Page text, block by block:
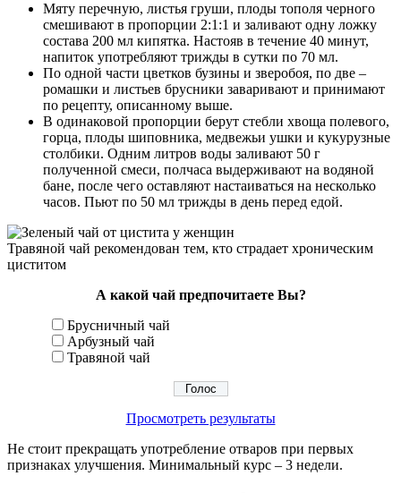
Мяту перечную, листья груши, плоды тополя черного
смешивают в пропорции 2:1:1 и заливают одну ложку
состава 200 мл кипятка. Настояв в течение 40 минут,
напиток употребляют трижды в сутки по 70 мл.
По одной части цветков бузины и зверобоя, по две –
ромашки и листьев брусники заваривают и принимают
по рецепту, описанному выше.
В одинаковой пропорции берут стебли хвоща полевого,
горца, плоды шиповника, медвежьи ушки и кукурузные
столбики. Одним литров воды заливают 50 г
полученной смеси, полчаса выдерживают на водяной
бане, после чего оставляют настаиваться на несколько
часов. Пьют по 50 мл трижды в день перед едой.
Травяной чай рекомендован тем, кто страдает хроническим
циститом
А какой чай предпочитаете Вы?
Брусничный чай
Арбузный чай
Травяной чай
Просмотреть результаты
Не стоит прекращать употребление отваров при первых
признаках улучшения. Минимальный курс – 3 недели.